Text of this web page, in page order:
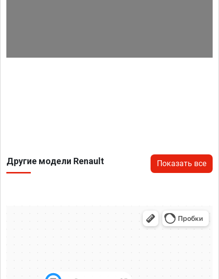
Другие модели Renault Показать все